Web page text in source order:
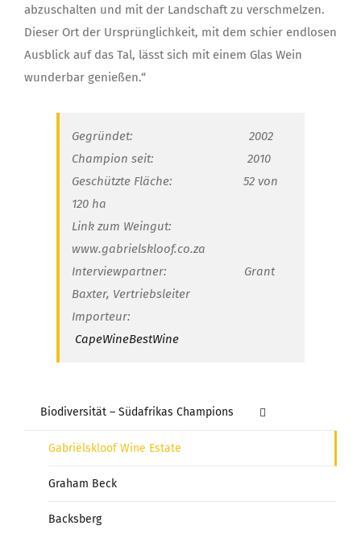
abzuschalten und mit der Landschaft zu verschmelzen.
Dieser Ort der Ursprünglichkeit, mit dem schier endlosen
Ausblick auf das Tal, lässt sich mit einem Glas Wein
wunderbar genießen.“
Gegründet: 2002
Champion seit: 2010
Geschützte Fläche: 52 von
120 ha
Link zum Weingut:
www.gabrielskloof.co.za
Interviewpartner: Grant
Baxter, Vertriebsleiter
Importeur:
CapeWineBestWine
Biodiversität – Südafrikas Champions
Gabriëlskloof Wine Estate
Graham Beck
Backsberg